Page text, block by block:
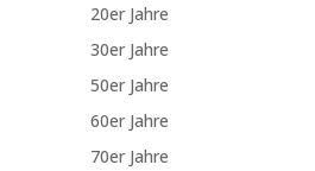
20er Jahre
30er Jahre
50er Jahre
60er Jahre
70er Jahre